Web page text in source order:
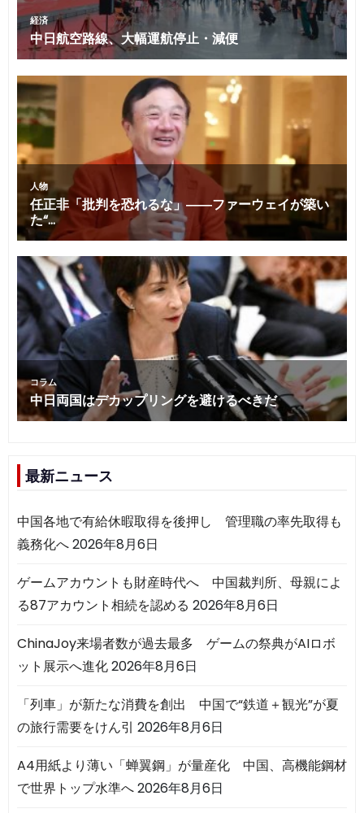
最新ニュース
中国各地で有給休暇取得を後押し 管理職の率先取得も
義務化へ2026年8月6日
ゲームアカウントも財産時代へ 中国裁判所、母親によ
る87アカウント相続を認める 2026年8月6日
ChinaJoy来場者数が過去最多 ゲームの祭典がAIロボ
ット展示へ進化2026年8月6日
「列車」が新たな消費を創出 中国で“鉄道＋観光”が夏
の旅行需要をけん引 2026年8月6日
A4用紙より薄い「蝉翼鋼」が量産化 中国、高機能鋼材
で世界トップ水準へ2026年8月6日